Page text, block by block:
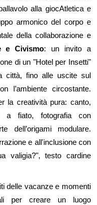
alla giocAtletica e
armonico del corpo e
della collaborazione e
e Civismo: un invito a
di un "Hotel per Insetti"
città, fino alle uscite sul
l’ambiente circostante.
la creatività pura: canto,
a fiato, fotografia con
dell’origami modulare.
e all'inclusione con
valigia?", testo cardine
delle vacanze e momenti
per creare un luogo